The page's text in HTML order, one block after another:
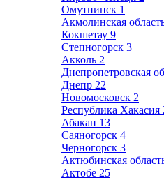
Омутнинск 1
Акмолинская
Кокшетау 9
Степногорск 3
Акколь 2
Днепропетровская
Днепр 22
Новомосковск 2
Республика Хакасия
Абакан 13
Саяногорск 4
Черногорск 3
Актюбинская
Актобе 25